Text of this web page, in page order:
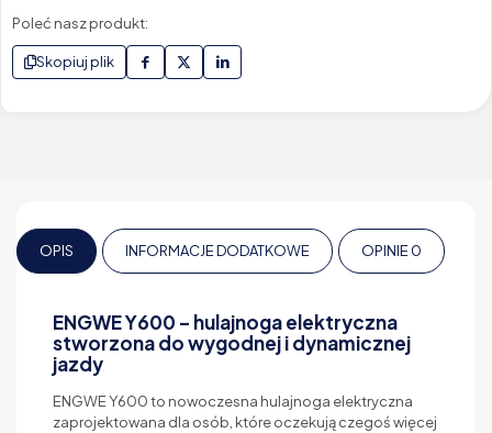
Poleć nasz produkt:
Skopiuj plik
OPIS INFORMACJE DODATKOWE OPINIE0
ENGWE Y600 – hulajnoga elektryczna
stworzona do wygodnej i dynamicznej
jazdy
ENGWE Y600 to nowoczesna hulajnoga elektryczna
zaprojektowana dla osób, które oczekują czegoś więcej